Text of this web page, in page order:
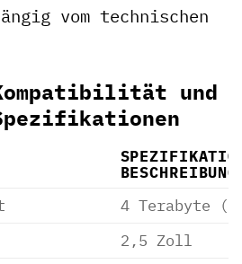
vom technischen
und
BESCHREIBUNG
4 Terabyte
2,5 Zoll